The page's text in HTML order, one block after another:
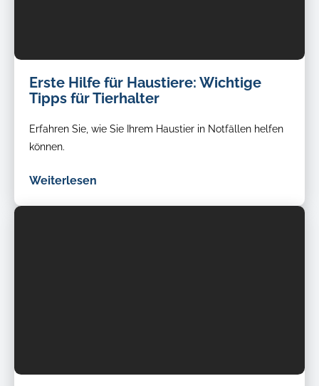
Erste Hilfe für Haustiere: Wichtige
Tipps für Tierhalter
Erfahren Sie, wie Sie Ihrem Haustier in Notfällen helfen
können.
Weiterlesen